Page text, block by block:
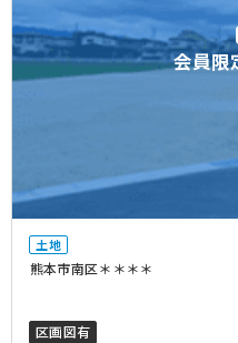
会員限
土地
熊本市南区＊＊＊＊
区画図有